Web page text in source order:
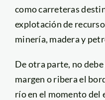
como carreteras
explotación de
minería, madera y
De otra parte, no
margen o ribera el
río en el momento del